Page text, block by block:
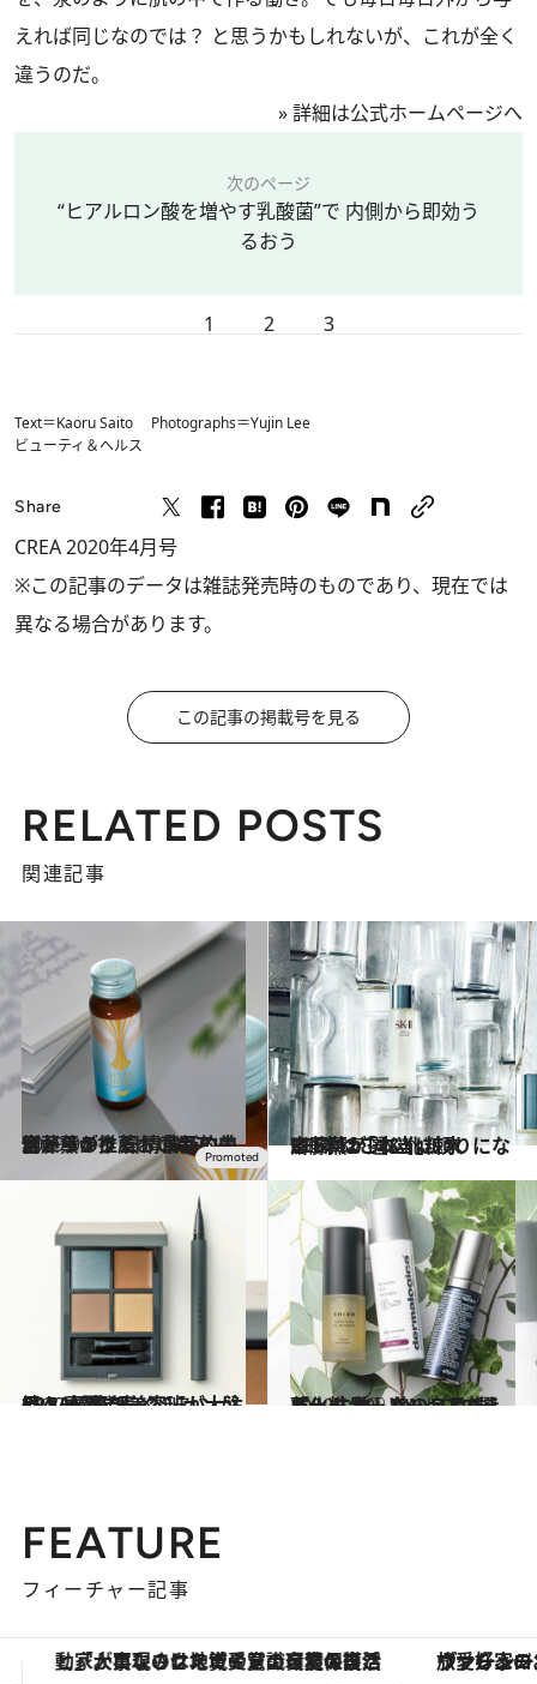
えれば同じなのでは？ と思うかもしれないが、これが全く
違うのだ。
»詳細は公式ホームページへ
次のページ
“ヒアルロン酸を増やす乳酸菌”で 内側から即効う
るおう
1 2 3
Text＝Kaoru Saito Photographs＝Yujin Lee
ビューティ＆ヘルス
Share
CREA 2020年4月号
※この記事のデータは雑誌発売時のものであり、現在では
異なる場合があります。
この記事の掲載号を見る
RELATED POSTS
関連記事
2019.9.11
齋藤薫が推薦！ 革新的美容ドリンク 日清食品の内側からのうるおいケア
ビューティ＆ヘルス 2017.3.7
齋藤薫が選ぶ化粧水BEST12「本当に頼りになる1本はこれ！」
ビューティ＆ヘルス
2020.1.20
CREA編集部美容班が大注目！ 春夏コレクションが続々と新発売
ビューティ＆ヘルス 2020.1.29
パートナーとシェアできる化粧品♡ 美のプロ推薦！ 失敗しない名品9選
ビューティ＆ヘルス
FEATURE
フィーチャー記事
ヴァシュロン・コンスタンタン「オーヴァーシーズ・オートマティック」。旅愛好家のお気に入りコレクションから、ジェンダーレスな新作が登場 【夏限定ディナーコース】旬を